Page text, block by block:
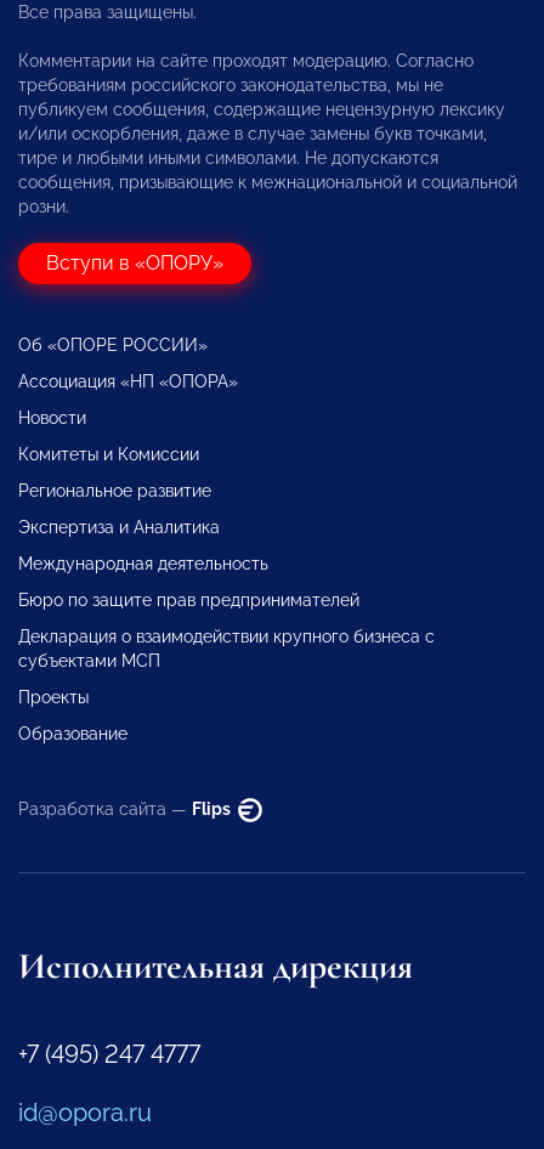
Все права защищены.
Комментарии на сайте проходят модерацию. Согласно
требованиям российского законодательства, мы не
публикуем сообщения, содержащие нецензурную лексику
и/или оскорбления, даже в случае замены букв точками,
тире и любыми иными символами. Не допускаются
сообщения, призывающие к межнациональной и социальной
розни.
Вступи в «ОПОРУ»
Об «ОПОРЕ РОССИИ»
Ассоциация «НП «ОПОРА»
Новости
Комитеты и Комиссии
Региональное развитие
Экспертиза и Аналитика
Международная деятельность
Бюро по защите прав предпринимателей
Декларация о взаимодействии крупного бизнеса с
субъектами МСП
Проекты
Образование
Разработка сайта — Flips
Исполнительная дирекция
+7 (495) 247 4777
id@opora.ru